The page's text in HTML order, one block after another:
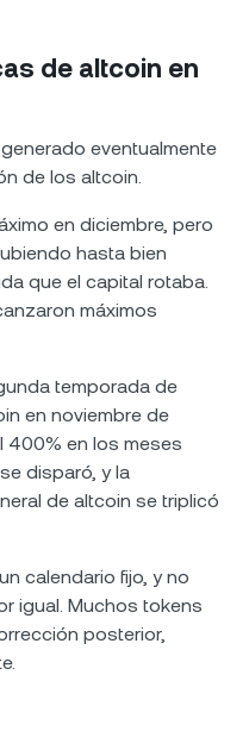
de altcoin en
eventualmente
de los altcoin.
en diciembre, pero
hasta bien
que el capital rotaba.
máximos
temporada de
en noviembre de
400% en los meses
disparó, y la
de altcoin se triplicó
calendario fijo, y no
igual. Muchos tokens
posterior,